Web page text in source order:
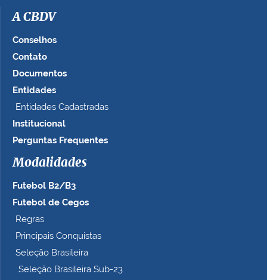
A CBDV
Conselhos
Contato
Documentos
Entidades
Entidades Cadastradas
Institucional
Perguntas Frequentes
Modalidades
Futebol B2/B3
Futebol de Cegos
Regras
Principais Conquistas
Seleção Brasileira
Seleção Brasileira Sub-23